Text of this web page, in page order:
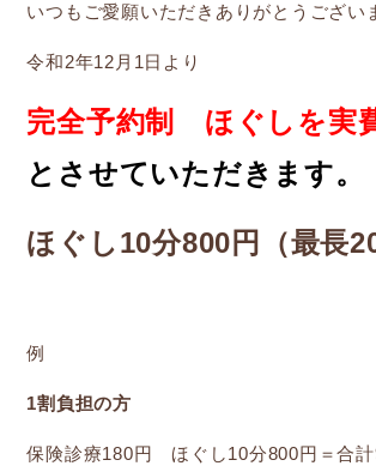
いつもご愛願いただきありがとうござい
令和2年12月1日より
完全予約制 ほぐしを実
とさせていただきます。
ほぐし10分800円（最長
例
1割負担の方
保険診療180円 ほぐし10分800円＝合計